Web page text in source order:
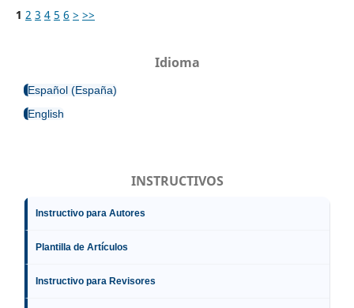
1 2 3 4 5 6 > >>
Idioma
Español (España)
English
INSTRUCTIVOS
Instructivo para Autores
Plantilla de Artículos
Instructivo para Revisores